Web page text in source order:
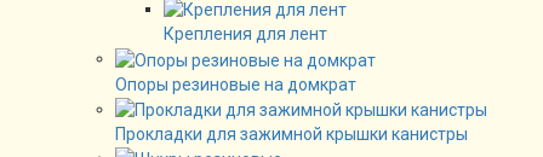
Крепления для лент
Опоры резиновые на домкрат
Прокладки для зажимной крышки канистры